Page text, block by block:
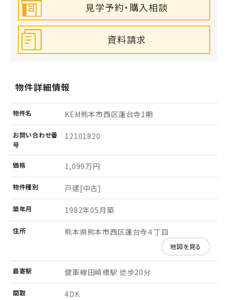
見学予約・購入相談
資料請求
物件詳細情報
物件名 KEM熊本市西区蓮台寺1期
お問い合わせ番
号
12101820
価格 1,099万円
物件種別 戸建[中古]
築年月 1982年05月築
住所 熊本県熊本市西区蓮台寺４丁目
地図を見る
最寄駅 健軍線田崎橋駅 徒歩20分
間取 4DK